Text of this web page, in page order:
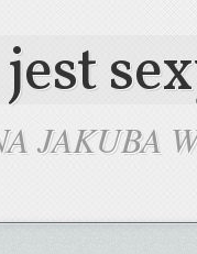
JAKUBA